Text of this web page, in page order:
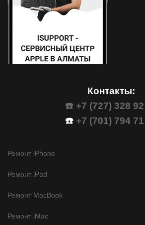
Контакты:
☎️ +7 (727) 328
☎️ +7 (701) 794
Ремонт iPhone
Ремонт iPad
Ремонт MacBook
Ремонт iMac